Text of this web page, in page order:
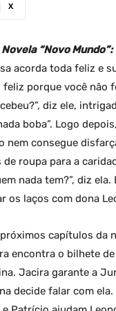
X
Novela “Novo Mundo”:
acorda toda feliz e
porque você não
diz ele,
boba”. Logo
nem consegue
de roupa para a
nada tem?”, diz
os laços com dona
capítulos da
encontra o bilhete
Jacira garante a
decide falar com